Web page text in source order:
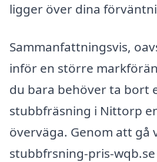
ligger över dina
Sammanfattningsvis,
inför en större
du bara behöver ta bort
stubbfräsning i Nittorp
överväga. Genom att gå
stubbfrsning-pris-